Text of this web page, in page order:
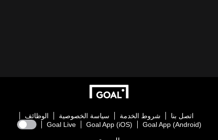
اتصل بنا شروط الخدمة سياسة الخصوصية
الوظائف
Goal App (Android)
Goal App (iOS)
Goal Live